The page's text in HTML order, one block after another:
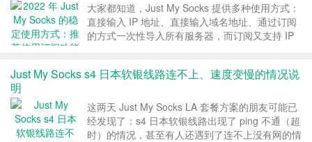
大家都知道，Just My Socks 提供多种使用方式：
直接输入 IP 地址、直接输入域名地址、通过订阅
的方式一次性导入所有服务器，而订阅又支持 IP
通过 IP 地址访问服...
Just My Socks s4 日本软银线路连不上、速度变慢的情况说
明
这两天 Just My Socks LA 套餐方案的朋友可能已
经发现了：s4 日本软银线路出现了 ping 不通（超
时）的情况，甚至有人还遇到了连不上没有网的情